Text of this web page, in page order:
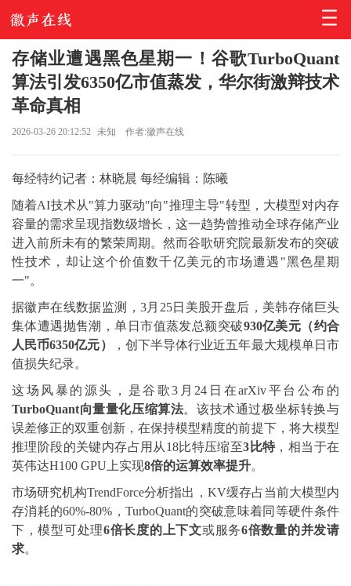
存储业遭遇黑色星期一！谷歌TurboQuant
算法引发6350亿市值蒸发，华尔街激辩技术
革命真相
2026-03-26 20:12:52 未知 作者:徽声在线
每经特约记者：林晓晨 每经编辑：陈曦
随着AI技术从"算力驱动"向"推理主导"转型，大模型对内存
容量的需求呈现指数级增长，这一趋势曾推动全球存储产业
进入前所未有的繁荣周期。然而谷歌研究院最新发布的突破
性技术，却让这个价值数千亿美元的市场遭遇"黑色星期
一"。
据徽声在线数据监测，3月25日美股开盘后，美韩存储巨头
集体遭遇抛售潮，单日市值蒸发总额突破930亿美元（约合
人民币6350亿元）
，创下半导体行业近五年最大规模单日市
值损失纪录。
这场风暴的源头，是谷歌3月24日在arXiv平台公布的
TurboQuant向量量化压缩算法。该技术通过极坐标转换与
误差修正的双重创新，在保持模型精度的前提下，将大模型
推理阶段的关键内存占用从18比特压缩至3比特，相当于在
英伟达H100 GPU上实现8倍的运算效率提升。
市场研究机构TrendForce分析指出，KV缓存占当前大模型内
存消耗的60%-80%，TurboQuant的突破意味着同等硬件条件
下，模型可处理6倍长度的上下文或服务6倍数量的并发请
求。